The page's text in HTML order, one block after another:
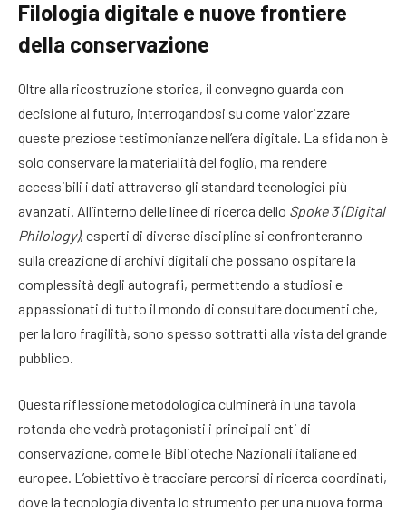
Filologia digitale e nuove frontiere
della conservazione
Oltre alla ricostruzione storica, il convegno guarda con
decisione al futuro, interrogandosi su come valorizzare
queste preziose testimonianze nell’era digitale. La sfida non è
solo conservare la materialità del foglio, ma rendere
accessibili i dati attraverso gli standard tecnologici più
avanzati. All’interno delle linee di ricerca dello Spoke 3 (Digital
Philology), esperti di diverse discipline si confronteranno
sulla creazione di archivi digitali che possano ospitare la
complessità degli autografi, permettendo a studiosi e
appassionati di tutto il mondo di consultare documenti che,
per la loro fragilità, sono spesso sottratti alla vista del grande
pubblico.
Questa riflessione metodologica culminerà in una tavola
rotonda che vedrà protagonisti i principali enti di
conservazione, come le Biblioteche Nazionali italiane ed
europee. L’obiettivo è tracciare percorsi di ricerca coordinati,
dove la tecnologia diventa lo strumento per una nuova forma